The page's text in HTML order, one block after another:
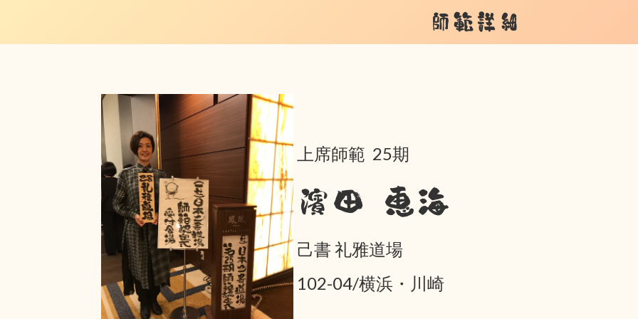
師範詳細
上席師範 25期
濱田 恵海
己書 礼雅道場
102-04/横浜・川崎